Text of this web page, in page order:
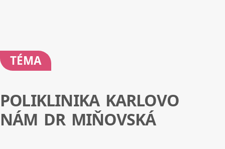
TÉMA
POLIKLINIKA KARLOVO
NÁM DR MIŇOVSKÁ